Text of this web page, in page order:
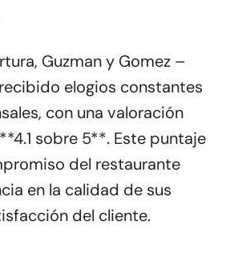
Guzman y Gomez –
elogios constantes
con una valoración
sobre 5**. Este puntaje
del restaurante
en la calidad de sus
del cliente.